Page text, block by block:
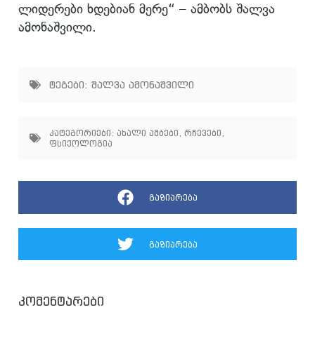
ლიდერები ხდებიან მერე“ – ამბობს შალვა
ამონაშვილი.
ტეგები: შალვა ამონაშვილი
კატეგორიები: ახალი ამბები , რჩევები ,
ფსიქოლოგია
გაზიარება
გაზიარება
კომენტარები